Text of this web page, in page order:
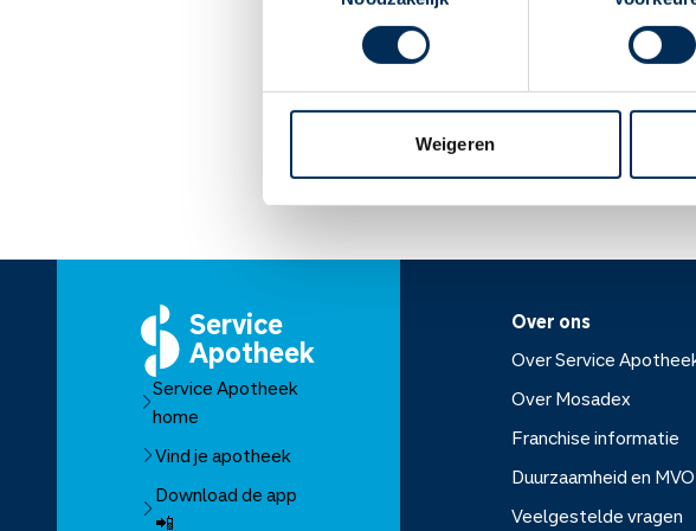
Weigeren
Vrouwen mogen tijdens en gedurende 6
irinotecan gebruiken, mogen tijdens en
Lees meer op apotheek.nl
Service
Apotheek
Service Apotheek
home
Vind je apotheek
Download de app
📲
Over ons
Over Service
Over Mosadex
Franchise informatie
Duurzaamheid en MVO
Veelgestelde vragen